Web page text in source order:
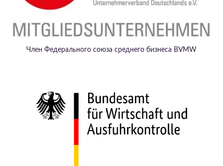
Член Федерального союза среднего бизнеса BVMW